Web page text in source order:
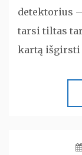
detektorius
tarsi tiltas
kartą išgirsti